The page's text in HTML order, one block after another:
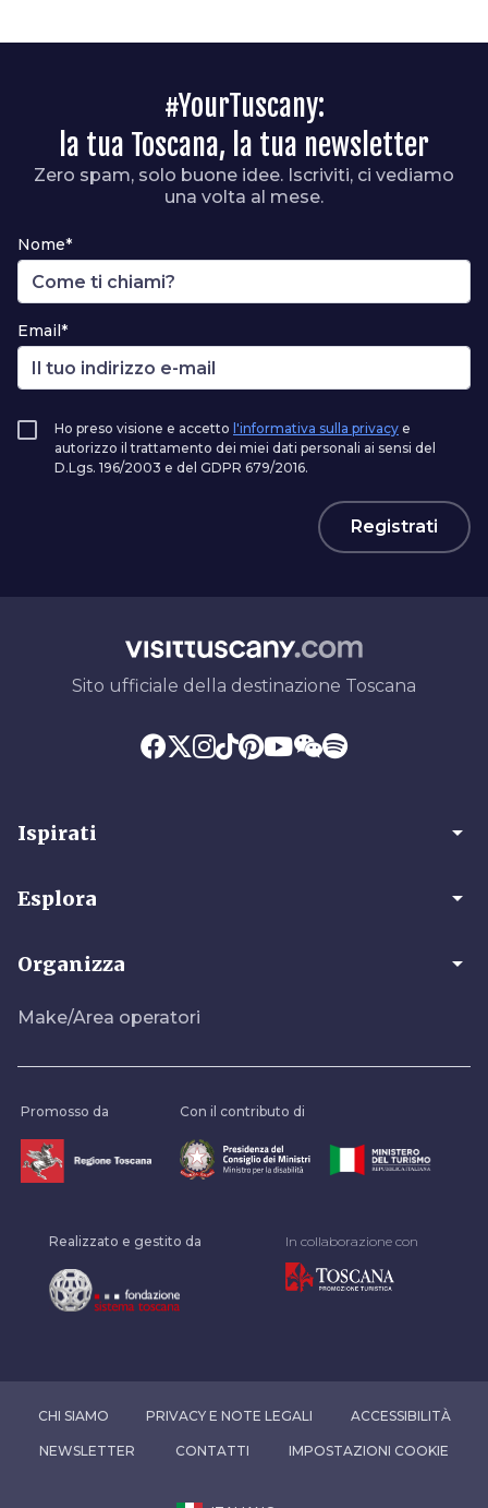
#YourTuscany:
la tua Toscana, la tua newsletter
Zero spam, solo buone idee. Iscriviti, ci vediamo
una volta al mese.
Nome*
Email*
Ho preso visione e accetto l'informativa sulla privacy e
autorizzo il trattamento dei miei dati personali ai sensi del
D.Lgs. 196/2003 e del GDPR 679/2016.
Registrati
Sito ufficiale della destinazione Toscana
Ispirati arrow_drop_down
Esplora arrow_drop_down
Organizza arrow_drop_down
Make/Area operatori
Promosso da Con il contributo di
Realizzato e gestito da In collaborazione con
CHI SIAMO PRIVACY E NOTE LEGALI ACCESSIBILITÀ
NEWSLETTER CONTATTI IMPOSTAZIONI COOKIE